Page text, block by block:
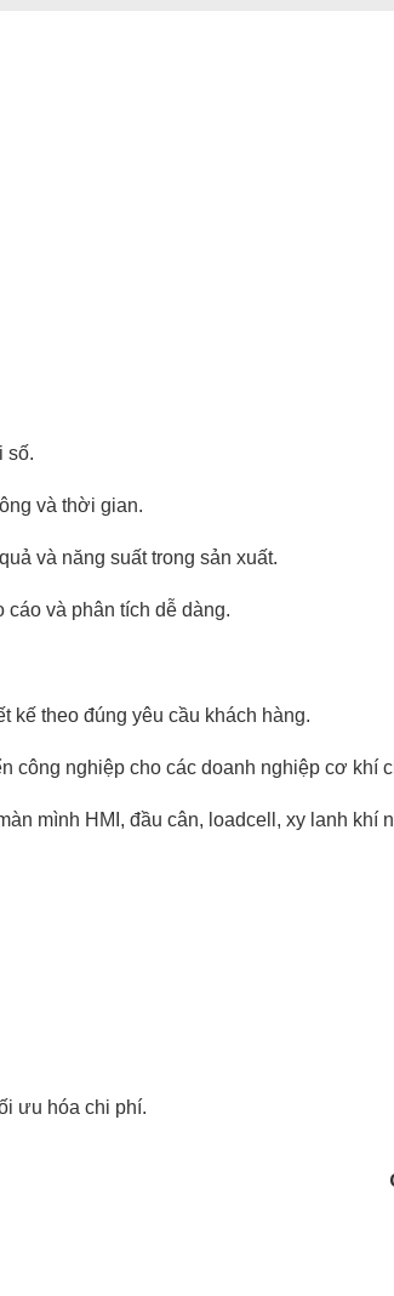
số.
và thời gian.
và năng suất trong sản xuất.
và phân tích dễ dàng.
kế theo đúng yêu cầu khách hàng.
công nghiệp cho các doanh nghiệp cơ khí
mình HMI, đầu cân, loadcell, xy lanh khí
ưu hóa chi phí.